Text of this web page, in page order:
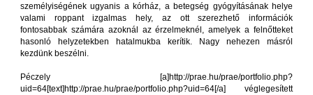
személyiségének ugyanis a kórház, a betegség gyógyításának helye
valami roppant izgalmas hely, az ott szerezhető információk
fontosabbak számára azoknál az érzelmeknél, amelyek a felnőtteket
hasonló helyzetekben hatalmukba kerítik. Nagy nehezen másról
kezdünk beszélni.
Péczely [a]http://prae.hu/prae/portfolio.php?
uid=64[text]http://prae.hu/prae/portfolio.php?uid=64[/a] véglegesített